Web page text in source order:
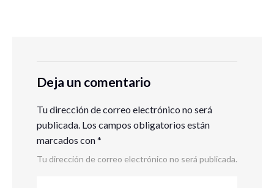
Deja un comentario
Tu dirección de correo electrónico no será
publicada. Los campos obligatorios están
marcados con*
Tu dirección de correo electrónico no será publicada.